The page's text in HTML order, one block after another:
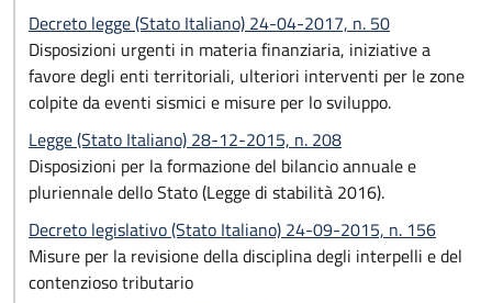
Decreto legge (Stato Italiano) 24-04-2017, n. 50
Disposizioni urgenti in materia finanziaria, iniziative a
favore degli enti territoriali, ulteriori interventi per le zone
colpite da eventi sismici e misure per lo sviluppo.
Legge (Stato Italiano) 28-12-2015, n. 208
Disposizioni per la formazione del bilancio annuale e
pluriennale dello Stato (Legge di stabilità 2016).
Decreto legislativo (Stato Italiano) 24-09-2015, n. 156
Misure per la revisione della disciplina degli interpelli e del
contenzioso tributario